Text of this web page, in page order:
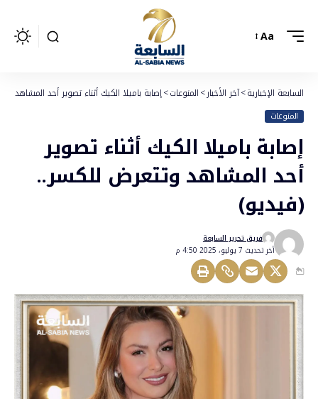
Aa
السابعة الإخبارية>آخر الأخبار>المنوعات>إصابة باميلا الكيك أثناء تصوير أحد المشاهد
المنوعات
إصابة باميلا الكيك أثناء تصوير
أحد المشاهد وتتعرض للكسر..
(فيديو)
أخر تحديث 7 يوليو، 2025 4:50 م
فريق تحرير السابعة